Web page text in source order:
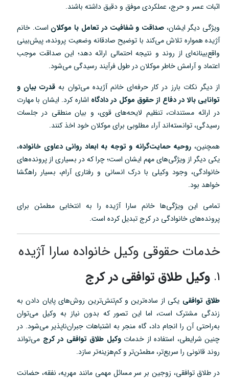
اثبات عسر و حرج، عملکردی موفق و دقیق داشته باشند.
ویژگی دیگر ایشان، صداقت و شفافیت در تعامل با موکلان است. خانم
آژیده همواره تلاش می‌کند با توضیح صادقانه وضعیت پرونده، پیش‌بینی
واقع‌بینانه‌ای از روند و نتیجه احتمالی ارائه دهد؛ این صداقت موجب
اعتماد و آرامش خاطر موکلان در طول فرآیند رسیدگی می‌شود.
از دیگر نکات بارز در کار حرفه‌ای خانم آژیده می‌توان به قدرت بیان و
توانایی بالا در دفاع از حقوق موکل در دادگاه اشاره کرد. ایشان با مهارت
در ارائه مستندات، تنظیم لایحه‌های قوی، و بیان منطقی در جلسات
رسیدگی، توانسته‌اند آراء مطلوبی برای موکلان خود اخذ کنند.
همچنین، روحیه حمایت‌گرانه و توجه به ابعاد روانی دعاوی خانواده،
یکی دیگر از ویژگی‌های مهم ایشان است؛ چرا که در بسیاری از پرونده‌های
خانوادگی، وجود وکیلی با درک انسانی و رفتاری آرام، بسیار راهگشا
خواهد بود.
تمامی این ویژگی‌ها خانم سارا آژیده را به انتخابی مطمئن برای
پرونده‌های خانوادگی در کرج تبدیل کرده است.
خدمات حقوقی وکیل خانواده سارا آژیده
1. وکیل طلاق توافقی در کرج
طلاق توافقی یکی از ساده‌ترین و کم‌تنش‌ترین روش‌های پایان دادن به
زندگی مشترک است، اما این تصور که بدون نیاز به وکیل می‌توان
به‌راحتی آن را انجام داد، گاه منجر به اشتباهات جبران‌ناپذیر می‌شود. در
چنین شرایطی، استفاده از خدماتوکیل طلاق توافقی در کرج می‌تواند
روند قانونی را سریع‌تر، مطمئن‌تر و کم‌هزینه‌تر سازد.
در طلاق توافقی، زوجین بر سر مسائل مهمی مانند مهریه، نفقه، حضانت